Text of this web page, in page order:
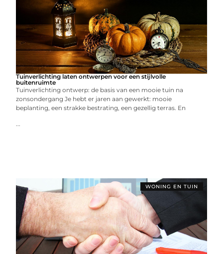
Tuinverlichting laten ontwerpen voor een stijlvolle
buitenruimte
Tuinverlichting ontwerp: de basis van een mooie tuin na
zonsondergang Je hebt er jaren aan gewerkt: mooie
beplanting, een strakke bestrating, een gezellig terras. En
...
WONING EN TUIN